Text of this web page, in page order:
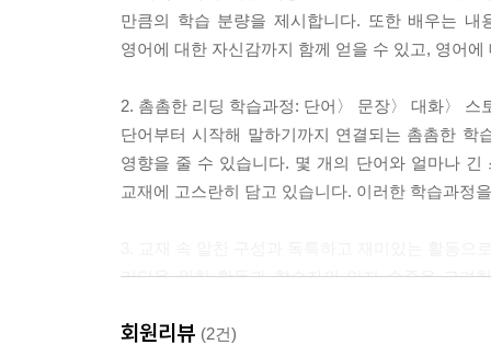
만큼의 학습 분량을 제시합니다. 또한 배우는
영어에 대한 자신감까지 함께 얻을 수 있고, 영어
2. 촘촘한 리딩 학습과정: 단어〉 문장〉 대화〉 스
단어부터 시작해 말하기까지 연결되는 촘촘한
영향을 줄 수 있습니다. 몇 개의 단어와 얼마나
교재에 고스란히 담고 있습니다. 이러한 학습과정
리딩을 위한 활동과 학습자의 인지 수준을 고려
들으며 스스로 학습할 수 있도록 알차게 구성하였
회원리뷰 (2건)